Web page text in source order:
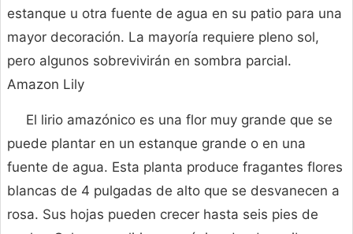
estanque u otra fuente de agua en su patio para una
mayor decoración. La mayoría requiere pleno sol,
pero algunos sobrevivirán en sombra parcial.
Amazon Lily
El lirio amazónico es una flor muy grande que se
puede plantar en un estanque grande o en una
fuente de agua. Esta planta produce fragantes flores
blancas de 4 pulgadas de alto que se desvanecen a
rosa. Sus hojas pueden crecer hasta seis pies de